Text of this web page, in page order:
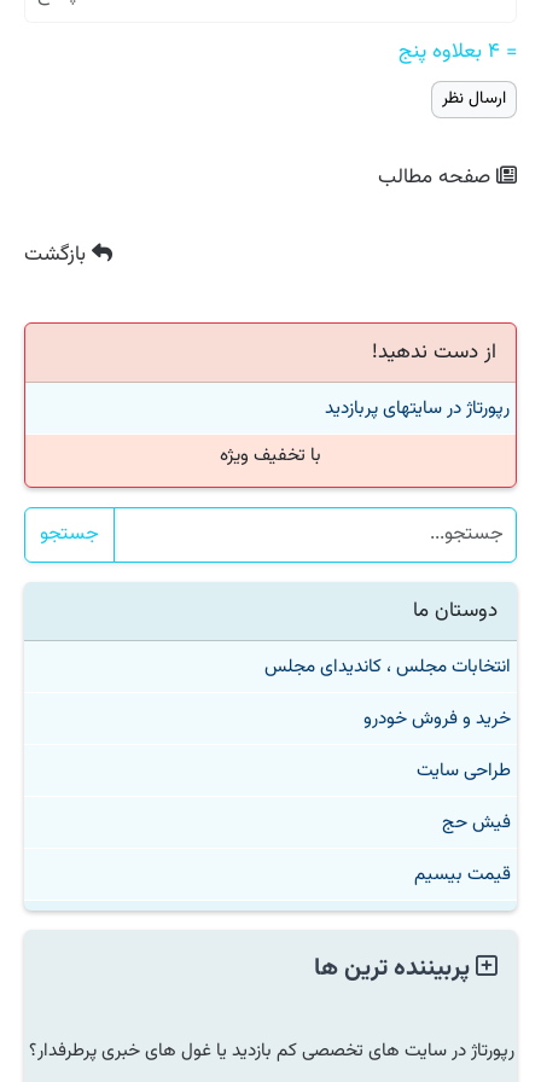
= ۴ بعلاوه پنج
صفحه مطالب
بازگشت
از دست ندهید!
رپورتاژ در سایتهای پربازدید
با تخفیف ویژه
جستجو
دوستان ما
انتخابات مجلس ، کاندیدای مجلس
خرید و فروش خودرو
طراحی سایت
فیش حج
قیمت بیسیم
پربیننده ترین ها
رپورتاژ در سایت های تخصصی کم بازدید یا غول های خبری پرطرفدار؟